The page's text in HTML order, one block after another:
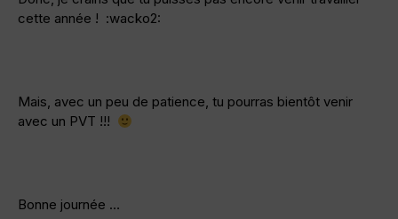
cette année ! :wacko2:
Mais, avec un peu de patience, tu pourras bientôt venir
avec un PVT !!!
Bonne journée …